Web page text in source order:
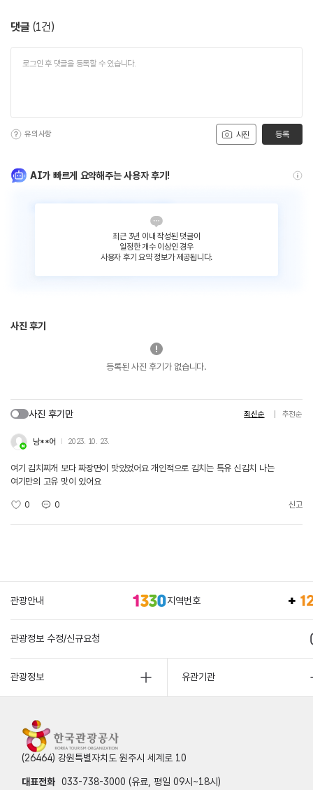
댓글 (1건)
사진
유의사항 등록
AI가 빠르게 요약해주는 사용자 후기!
최근 3년 이내 작성된 댓글이
일정한 개수 이상인 경우
사용자 후기 요약 정보가 제공됩니다.
사진 후기
등록된 사진 후기가 없습니다.
사진 후기만 최신순 추천순
낭**어 2023. 10. 23.
여기 김치찌개 보다 짜장면이 맛있었어요 개인적으로 김치는 특유 신김치 나는
여기만의 고유 맛이 있어요
0 0 신고
관광안내 지역번호
관광정보 수정/신규요청
관광정보 유관기관
(26464) 강원특별자치도 원주시 세계로 10
대표전화 033-738-3000 (유료, 평일 09시~18시)